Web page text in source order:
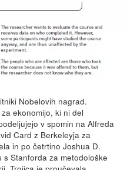
Nobelovih nagrad.
ekonomijo, ki ni del
v spomin na Alfreda
Card z Berkeleyja za
in po četrtino Joshua D.
s Stanforda za metodološke